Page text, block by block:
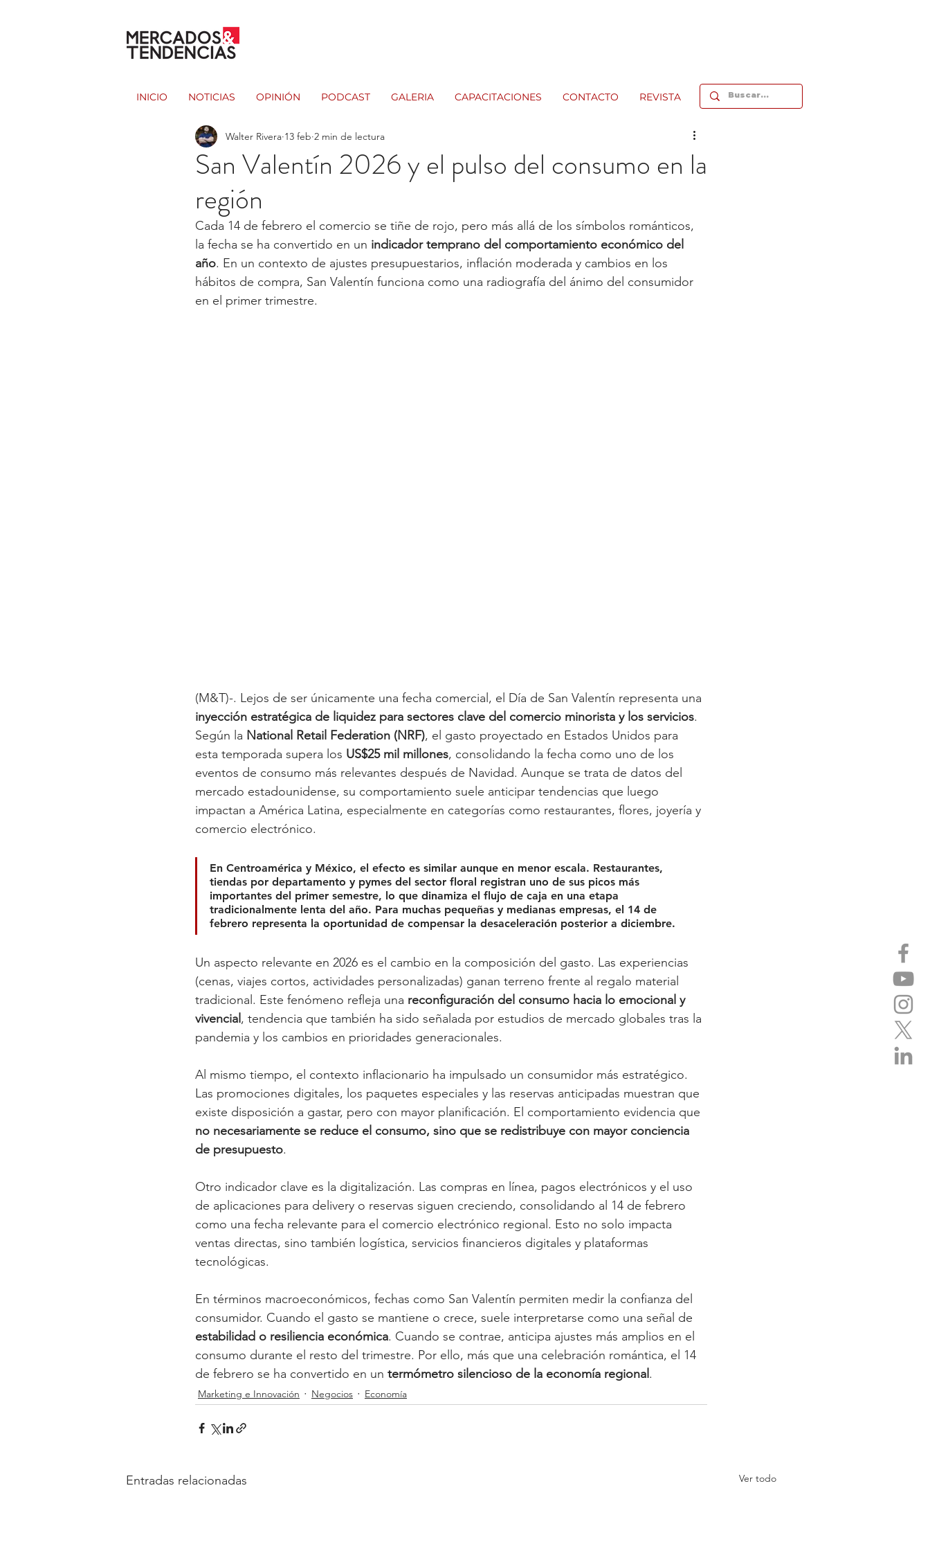
INICIO NOTICIAS OPINIÓN PODCAST GALERIA CAPACITACIONES CONTACTO REVISTA
San Valentín 2026 y el pulso del consumo en la
región
Walter Rivera 13 feb 2 min de lectura
Cada 14 de febrero el comercio se tiñe de rojo, pero más allá de los símbolos románticos,
la fecha se ha convertido en un indicador temprano del comportamiento económico del
año. En un contexto de ajustes presupuestarios, inflación moderada y cambios en los
hábitos de compra, San Valentín funciona como una radiografía del ánimo del consumidor
en el primer trimestre.
(M&T)-. Lejos de ser únicamente una fecha comercial, el Día de San Valentín representa una
inyección estratégica de liquidez para sectores clave del comercio minorista y los servicios.
Según la National Retail Federation (NRF), el gasto proyectado en Estados Unidos para
esta temporada supera los US$25 mil millones, consolidando la fecha como uno de los
eventos de consumo más relevantes después de Navidad. Aunque se trata de datos del
mercado estadounidense, su comportamiento suele anticipar tendencias que luego
impactan a América Latina, especialmente en categorías como restaurantes, flores, joyería y
comercio electrónico.
En Centroamérica y México, el efecto es similar aunque en menor escala. Restaurantes,
tiendas por departamento y pymes del sector floral registran uno de sus picos más
importantes del primer semestre, lo que dinamiza el flujo de caja en una etapa
tradicionalmente lenta del año. Para muchas pequeñas y medianas empresas, el 14 de
febrero representa la oportunidad de compensar la desaceleración posterior a diciembre.
Un aspecto relevante en 2026 es el cambio en la composición del gasto. Las experiencias
(cenas, viajes cortos, actividades personalizadas) ganan terreno frente al regalo material
tradicional. Este fenómeno refleja una reconfiguración del consumo hacia lo emocional y
vivencial , tendencia que también ha sido señalada por estudios de mercado globales tras la
pandemia y los cambios en prioridades generacionales.
Al mismo tiempo, el contexto inflacionario ha impulsado un consumidor más estratégico.
Las promociones digitales, los paquetes especiales y las reservas anticipadas muestran que
existe disposición a gastar, pero con mayor planificación. El comportamiento evidencia que
no necesariamente se reduce el consumo, sino que se redistribuye con mayor conciencia
de presupuesto.
Otro indicador clave es la digitalización. Las compras en línea, pagos electrónicos y el uso
de aplicaciones para delivery o reservas siguen creciendo, consolidando al 14 de febrero
como una fecha relevante para el comercio electrónico regional. Esto no solo impacta
ventas directas, sino también logística, servicios financieros digitales y plataformas
tecnológicas.
En términos macroeconómicos, fechas como San Valentín permiten medir la confianza del
consumidor. Cuando el gasto se mantiene o crece, suele interpretarse como una señal de
estabilidad o resiliencia económica. Cuando se contrae, anticipa ajustes más amplios en el
consumo durante el resto del trimestre. Por ello, más que una celebración romántica, el 14
de febrero se ha convertido en un termómetro silencioso de la economía regional .
Marketing e Innovación Negocios Economía
Entradas relacionadas Ver todo